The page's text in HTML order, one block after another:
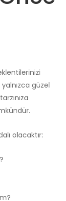
güzel
olacaktır: